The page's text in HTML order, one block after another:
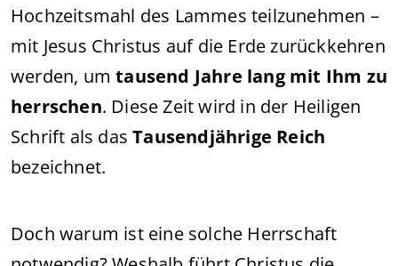
Hochzeitsmahl des Lammes teilzunehmen –
mit Jesus Christus auf die Erde zurückkehren
werden, umtausend Jahre lang mit Ihm zu
herrschen. Diese Zeit wird in der Heiligen
Schrift als dasTausendjährige Reich
bezeichnet.
Doch warum ist eine solche Herrschaft